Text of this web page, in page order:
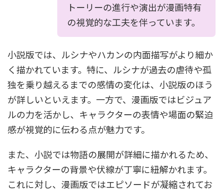
トーリーの進行や演出が漫画特有
の視覚的な工夫を伴っています。
小説版では、ルシナやハカンの内面描写がより細か
く描かれています。特に、ルシナが過去の虐待や孤
独を乗り越えるまでの感情の変化は、小説版のほう
が詳しいといえます。一方で、漫画版ではビジュア
ルの力を活かし、キャラクターの表情や場面の緊迫
感が視覚的に伝わる点が魅力です。
また、小説では物語の展開が詳細に描かれるため、
キャラクターの背景や伏線が丁寧に紐解かれます。
これに対し、漫画版ではエピソードが凝縮されてお